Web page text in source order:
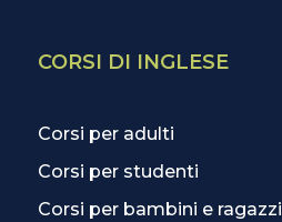
CORSI DI INGLESE
Corsi per adulti
Corsi per studenti
Corsi per bambini e ragazzi